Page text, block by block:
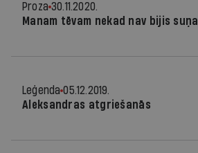
Proza 30.11.2020.
Manam tēvam nekad nav bijis suņa
Leģenda 05.12.2019.
Aleksandras atgriešanās